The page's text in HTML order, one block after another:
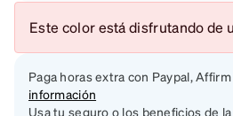
Este color está disfrutando de
Paga horas extra con Paypal,
información
Usa tu seguro o los beneficios de la